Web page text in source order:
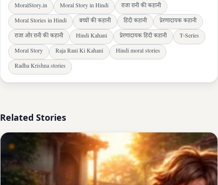
MoralStory.in Moral Story in Hindi
राजा रानी की कहानी
Moral Stories in Hindi
बच्चों की कहानी हिंदी कहानी
प्रेरणादायक कहानी
राजा और रानी की कहानी
Hindi Kahani प्रेरणादायक हिंदी कहानी
T-Series
Moral Story
Raja Rani Ki Kahani
Hindi moral stories
Radha Krishna stories
Related Stories